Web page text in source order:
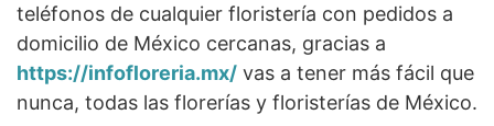
teléfonos de cualquier floristería con pedidos a
domicilio de México cercanas, gracias a
https://infofloreria.mx/ vas a tener más fácil que
nunca, todas las florerías y floristerías de México.